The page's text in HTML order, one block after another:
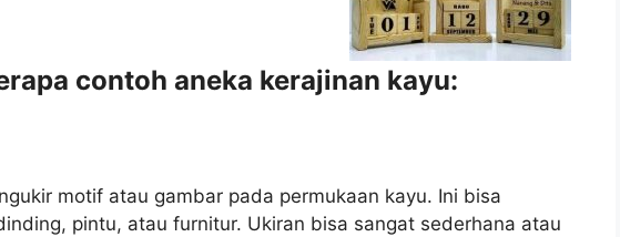
contoh aneka kerajinan kayu:
motif atau gambar pada permukaan kayu. Ini bisa
pintu, atau furnitur. Ukiran bisa sangat sederhana atau